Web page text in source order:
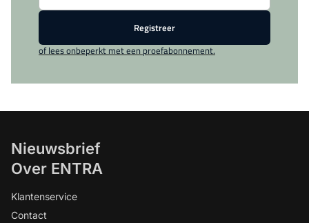
Registreer
of lees onbeperkt met een proefabonnement.
Nieuwsbrief
Over ENTRA
Klantenservice
Contact